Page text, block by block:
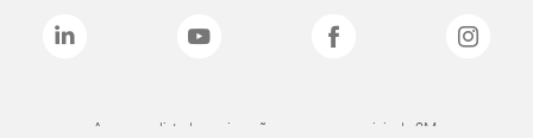
As marcas listadas a cima são marcas comerciais da 3M.